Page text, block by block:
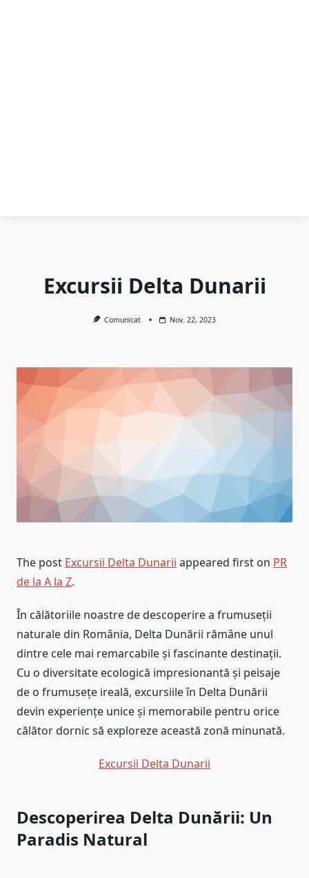
Excursii Delta Dunarii
Comunicat Nov. 22, 2023
The post Excursii Delta Dunarii appeared first on PR
de la A la Z.
În călătoriile noastre de descoperire a frumuseții
naturale din România, Delta Dunării rămâne unul
dintre cele mai remarcabile și fascinante destinații.
Cu o diversitate ecologică impresionantă și peisaje
de o frumusețe ireală, excursiile în Delta Dunării
devin experiențe unice și memorabile pentru orice
călător dornic să exploreze această zonă minunată.
Excursii Delta Dunarii
Descoperirea Delta Dunării: Un
Paradis Natural